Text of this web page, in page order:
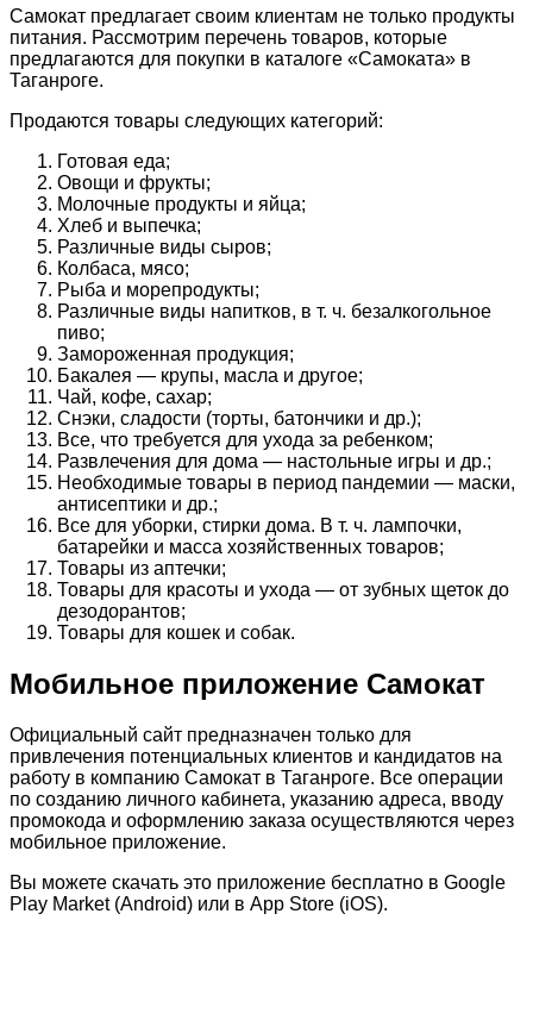
Самокат предлагает своим клиентам не только продукты
питания. Рассмотрим перечень товаров, которые
предлагаются для покупки в каталоге «Самоката» в
Таганроге.
Продаются товары следующих категорий:
Готовая еда;
Овощи и фрукты;
Молочные продукты и яйца;
Хлеб и выпечка;
Различные виды сыров;
Колбаса, мясо;
Рыба и морепродукты;
Различные виды напитков, в т. ч. безалкогольное
пиво;
Замороженная продукция;
Бакалея — крупы, масла и другое;
Чай, кофе, сахар;
Снэки, сладости (торты, батончики и др.);
Все, что требуется для ухода за ребенком;
Развлечения для дома — настольные игры и др.;
Необходимые товары в период пандемии — маски,
антисептики и др.;
Все для уборки, стирки дома. В т. ч. лампочки,
батарейки и масса хозяйственных товаров;
Товары из аптечки;
Товары для красоты и ухода — от зубных щеток до
дезодорантов;
Товары для кошек и собак.
Мобильное приложение Самокат
Официальный сайт предназначен только для
привлечения потенциальных клиентов и кандидатов на
работу в компанию Самокат в Таганроге. Все операции
по созданию личного кабинета, указанию адреса, вводу
промокода и оформлению заказа осуществляются через
мобильное приложение.
Вы можете скачать это приложение бесплатно в Google
Play Market (Android) или в App Store (iOS).